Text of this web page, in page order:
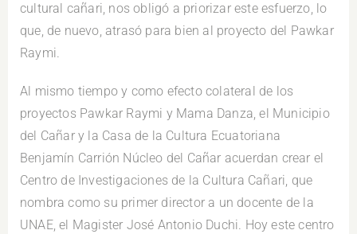
cultural cañari, nos obligó a priorizar este esfuerzo, lo
que, de nuevo, atrasó para bien al proyecto del Pawkar
Raymi.
Al mismo tiempo y como efecto colateral de los
proyectos Pawkar Raymi y Mama Danza, el Municipio
del Cañar y la Casa de la Cultura Ecuatoriana
Benjamín Carrión Núcleo del Cañar acuerdan crear el
Centro de Investigaciones de la Cultura Cañari, que
nombra como su primer director a un docente de la
UNAE, el Magister José Antonio Duchi. Hoy este centro